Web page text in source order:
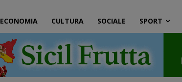
ECONOMIA CULTURA SOCIALE SPORT